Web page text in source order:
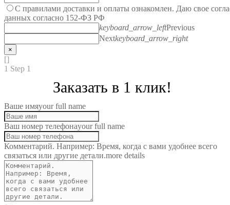
С правилами доставки и оплаты ознакомлен. Даю свое
данных согласно 152-ФЗ РФ
keyboard_arrow_leftPrevious
Nextkeyboard_arrow_right
×
[]
1 Step 1
Заказать в 1 клик!
Ваше имяyour full name
Ваш номер телефонаyour full name
Комментарий. Например: Время, когда с вами удобнее всего
связаться или другие детали.more details